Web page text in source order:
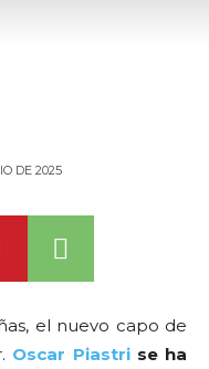
DE 2025
el nuevo capo de
Oscar Piastrise ha